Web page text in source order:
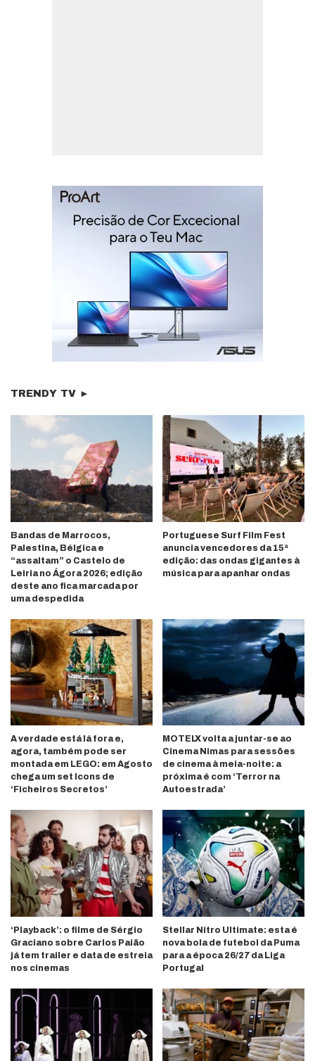
TRENDY TV ►
Bandas de Marrocos,
Palestina, Bélgica e
“assaltam” o Castelo de
Leiria no Ágora 2026; edição
deste ano fica marcada por
uma despedida
Portuguese Surf Film Fest
anuncia vencedores da 15ª
edição: das ondas gigantes à
música para apanhar ondas
A verdade está lá fora e,
agora, também pode ser
montada em LEGO: em Agosto
chega um set Icons de
‘Ficheiros Secretos’
MOTELX volta a juntar-se ao
Cinema Nimas para sessões
de cinema à meia-noite: a
próxima é com ‘Terror na
Autoestrada’
‘Playback’: o filme de Sérgio
Graciano sobre Carlos Paião
já tem trailer e data de estreia
nos cinemas
Stellar Nitro Ultimate: esta é
nova bola de futebol da Puma
para a época 26/27 da Liga
Portugal